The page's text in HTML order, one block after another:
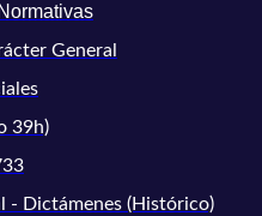
General
39h)
- Dictámenes (Histórico)